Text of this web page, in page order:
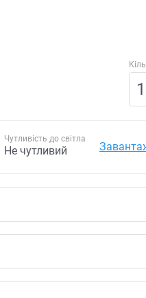
Чутливість до світла
Не чутливий